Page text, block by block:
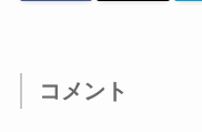
コメント